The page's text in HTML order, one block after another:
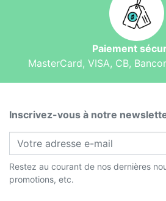
Paiement
MasterCard, VISA, CB,
Inscrivez-vous à notre
Restez au courant de nos dernières
promotions, etc.